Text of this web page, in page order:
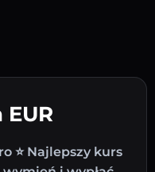
EUR
⭐ Najlepszy kurs